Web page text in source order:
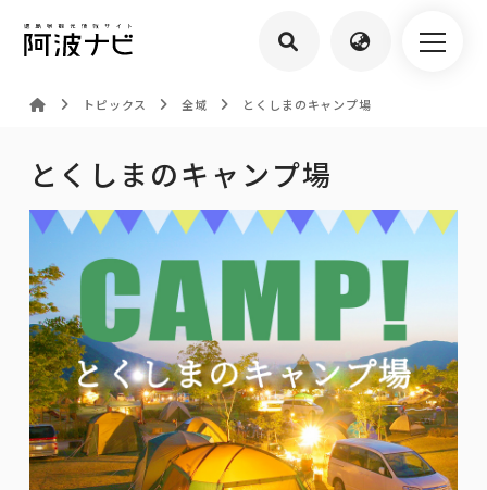
トピックス 全域 とくしまのキャンプ場
とくしまのキャンプ場